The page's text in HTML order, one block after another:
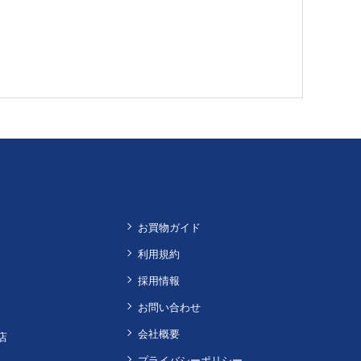
お買物ガイド
利用規約
採用情報
お問い合わせ
会社概要